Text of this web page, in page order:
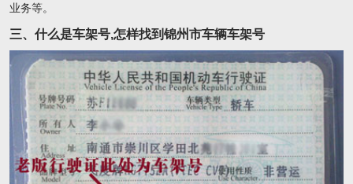
业务等。
三、什么是车架号,怎样找到锦州市车辆车架号